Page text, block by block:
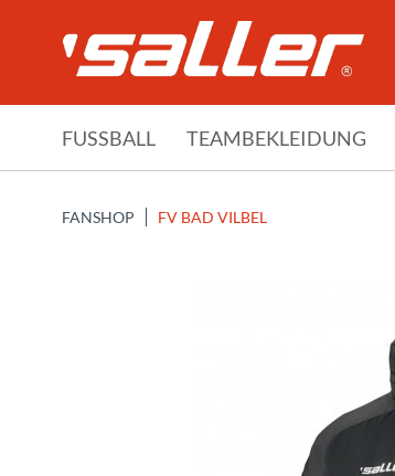
FUSSBALL TEAMBEKLEIDUNG
FANSHOP FV BAD VILBEL